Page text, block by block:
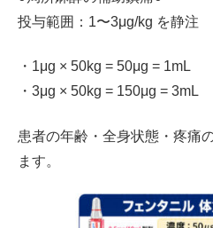
投与範囲：1〜3μg/kg を静注
・1μg × 50kg = 50μg = 1mL
・3μg × 50kg = 150μg = 3mL
患者の年齢・全身状態・疼痛
ます。